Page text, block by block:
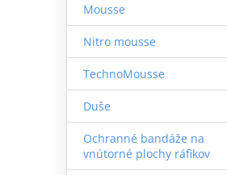
Mousse
Nitro mousse
TechnoMousse
Duše
Ochranné bandáže na
vnútorné plochy ráfikov